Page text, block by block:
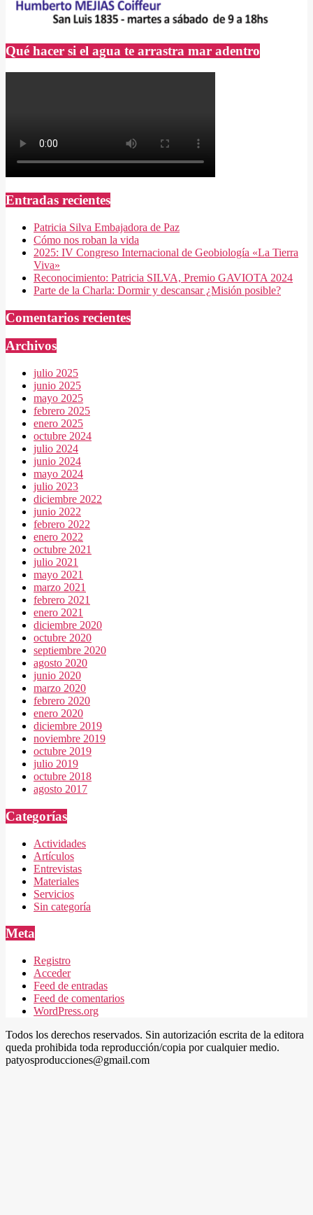
Qué hacer si el agua te arrastra mar adentro
Entradas recientes
Patricia Silva Embajadora de Paz
Cómo nos roban la vida
2025: IV Congreso Internacional de Geobiología «La Tierra
Viva»
Reconocimiento: Patricia SILVA, Premio GAVIOTA 2024
Parte de la Charla: Dormir y descansar ¿Misión posible?
Comentarios recientes
Archivos
julio 2025
junio 2025
mayo 2025
febrero 2025
enero 2025
octubre 2024
julio 2024
junio 2024
mayo 2024
julio 2023
diciembre 2022
junio 2022
febrero 2022
enero 2022
octubre 2021
julio 2021
mayo 2021
marzo 2021
febrero 2021
enero 2021
diciembre 2020
octubre 2020
septiembre 2020
agosto 2020
junio 2020
marzo 2020
febrero 2020
enero 2020
diciembre 2019
noviembre 2019
octubre 2019
julio 2019
octubre 2018
agosto 2017
Categorías
Actividades
Artículos
Entrevistas
Materiales
Servicios
Sin categoría
Meta
Registro
Acceder
Feed de entradas
Feed de comentarios
WordPress.org
Todos los derechos reservados. Sin autorización escrita de la editora
queda prohibida toda reproducción/copia por cualquier medio.
patyosproducciones@gmail.com